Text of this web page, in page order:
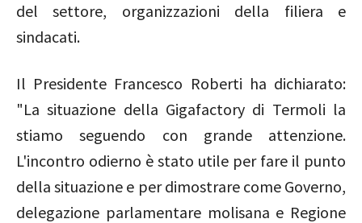
del settore, organizzazioni della filiera e
sindacati.
Il Presidente Francesco Roberti ha dichiarato:
"La situazione della Gigafactory di Termoli la
stiamo seguendo con grande attenzione.
L'incontro odierno è stato utile per fare il punto
della situazione e per dimostrare come Governo,
delegazione parlamentare molisana e Regione